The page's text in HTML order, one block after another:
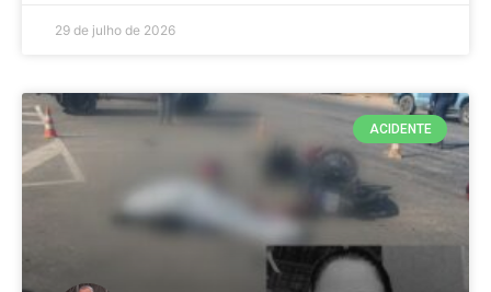
29 de julho de 2026
ACIDENTE